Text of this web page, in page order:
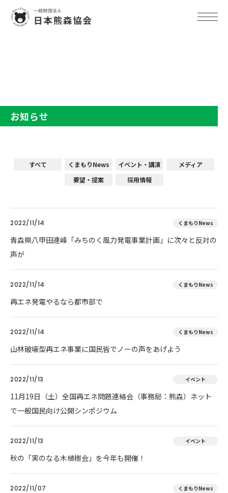
お知らせ
すべて くまもりNews イベント・講演
メディア
要望・提案
採用情報
2022/11/14 くまもりNews
青森県八甲田連峰「みちのく風力発電事業計画」に次々と反対の
声が
2022/11/14 くまもりNews
再エネ発電やるなら都市部で
2022/11/14 くまもりNews
山林破壊型再エネ事業に国民皆でノーの声をあげよう
2022/11/13 イベント
11月19日（土）全国再エネ問題連絡会（事務局：熊森）ネット
で一般国民向け公開シンポジウム
2022/11/13 イベント
秋の「実のなる木植樹会」を今年も開催！
2022/11/07 くまもりNews